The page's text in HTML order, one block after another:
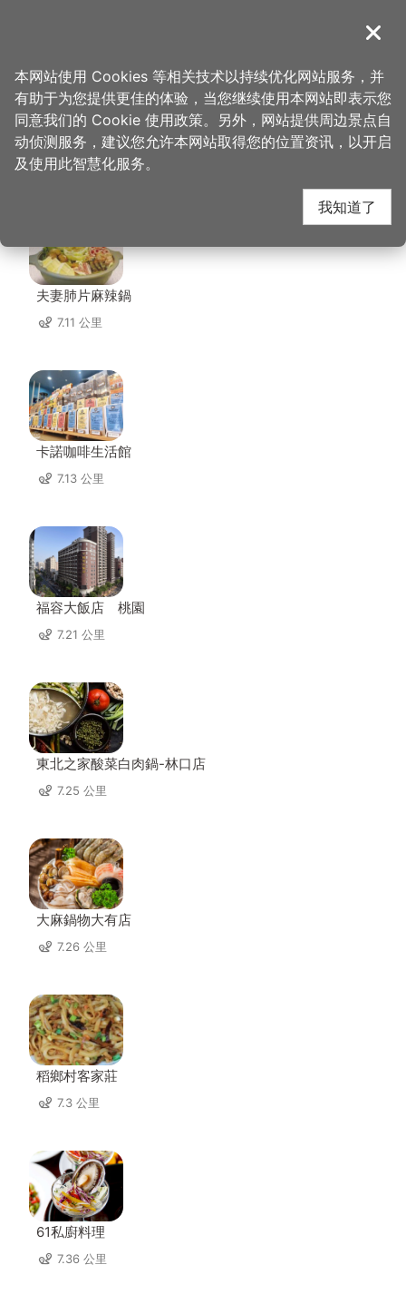
導覽
首页 > 想去的地方 > 住宿 > 罗里海山轻旅
罗里海山轻旅 周边店家
夫妻肺片麻辣鍋
7.11 公里
卡諾咖啡生活館
7.13 公里
福容大飯店 桃園
7.21 公里
東北之家酸菜白肉鍋-林口店
7.25 公里
大麻鍋物大有店
7.26 公里
稻鄉村客家莊
7.3 公里
61私廚料理
7.36 公里
关闭
本网站使用 Cookies 等相关技术以持续优化网站服务，并
有助于为您提供更佳的体验，当您继续使用本网站即表示您
同意我们的 Cookie 使用政策。另外，网站提供周边景点自
动侦测服务，建议您允许本网站取得您的位置资讯，以开启
及使用此智慧化服务。
我知道了